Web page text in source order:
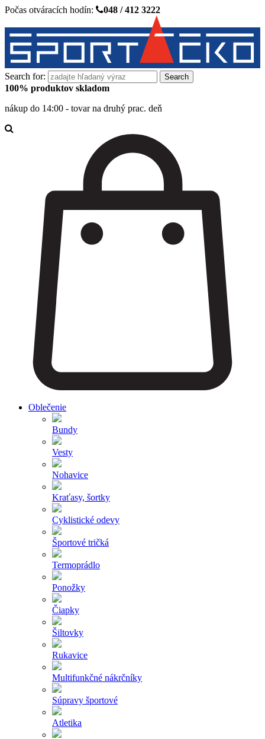
Počas otváracích hodín: 048 / 412 3222
Search for:
100% produktov skladom
nákup do 14:00 - tovar na druhý prac. deň
Oblečenie
Bundy
Vesty
Nohavice
Kraťasy, šortky
Cyklistické odevy
Športové tričká
Termoprádlo
Ponožky
Čiapky
Šiltovky
Rukavice
Multifunkčné nákrčníky
Súpravy športové
Atletika